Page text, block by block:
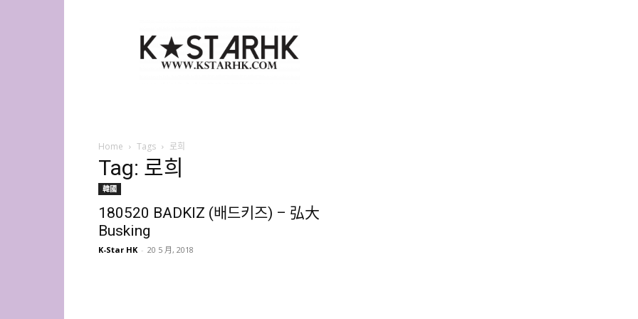
Star
HK
Home Tags 로희
Tag: 로희
韓國
180520 BADKIZ (배드키즈) – 弘大
Busking
K-Star HK - 20 5 月, 2018